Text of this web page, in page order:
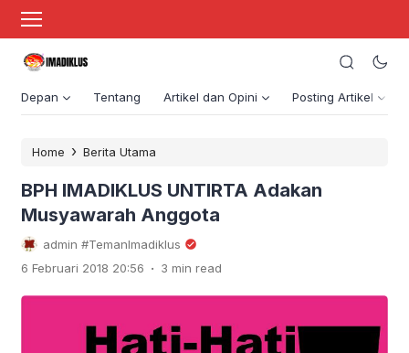
Depan Tentang Artikel dan Opini Posting Artikel
Home › Berita Utama
BPH IMADIKLUS UNTIRTA Adakan
Musyawarah Anggota
admin #TemanImadiklus
6 Februari 2018 20:56 . 3 min read